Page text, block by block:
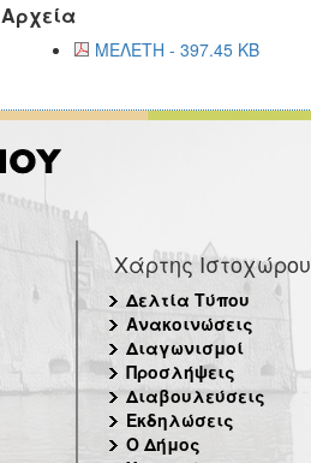
Αρχεία
ΜΕΛΕΤΗ - 397.45 KB
Χάρτης Ιστοχώρου
Δελτία Τύπου
Ανακοινώσεις
Διαγωνισμοί
Προσλήψεις
Διαβουλεύσεις
Εκδηλώσεις
Ο Δήμος